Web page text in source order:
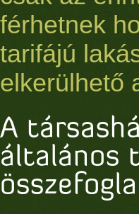
férhetnek
tarifájú
elkerülhető
A
általános